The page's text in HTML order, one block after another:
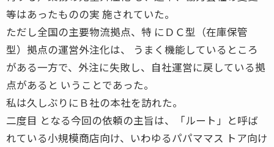
等はあったものの実 施されていた。
ただし全国の主要物流拠点、特 にＤＣ型（在庫保管
型）拠点の運営外注化は、 うまく機能しているところ
がある一方で、外注に失敗し、自社運営に戻している拠
点があると いうことであった。
私は久しぶりにＢ社の本社を訪れた。
二度目 となる今回の依頼の主旨は、「ルート」と呼ば
れている小規模商店向け、いわゆるパパママス トア向け